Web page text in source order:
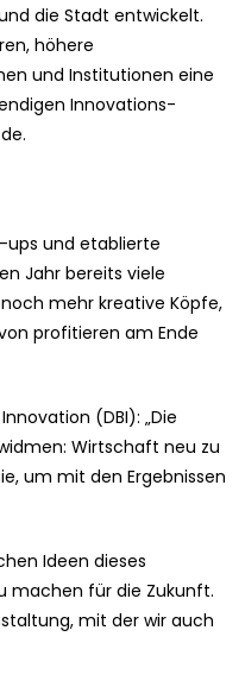
die Stadt entwickelt.
höhere
und Institutionen eine
Innovations-
ups und etablierte
Jahr bereits viele
mehr kreative Köpfe,
profitieren am Ende
(DBI): „Die
Wirtschaft neu zu
um mit den Ergebnissen
Ideen dieses
machen für die Zukunft.
mit der wir auch